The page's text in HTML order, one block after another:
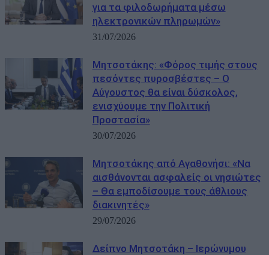
για τα φιλοδωρήματα μέσω
ηλεκτρονικών πληρωμών»
31/07/2026
Μητσοτάκης: «Φόρος τιμής στους
πεσόντες πυροσβέστες – Ο
Αύγουστος θα είναι δύσκολος,
ενισχύουμε την Πολιτική
Προστασία»
30/07/2026
Μητσοτάκης από Αγαθονήσι: «Να
αισθάνονται ασφαλείς οι νησιώτες
– Θα εμποδίσουμε τους άθλιους
διακινητές»
29/07/2026
Δείπνο Μητσοτάκη – Ιερώνυμου